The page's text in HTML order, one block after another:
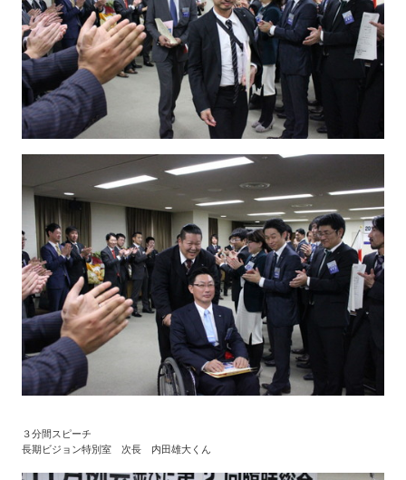
３分間スピーチ
長期ビジョン特別室 次長 内田雄大くん